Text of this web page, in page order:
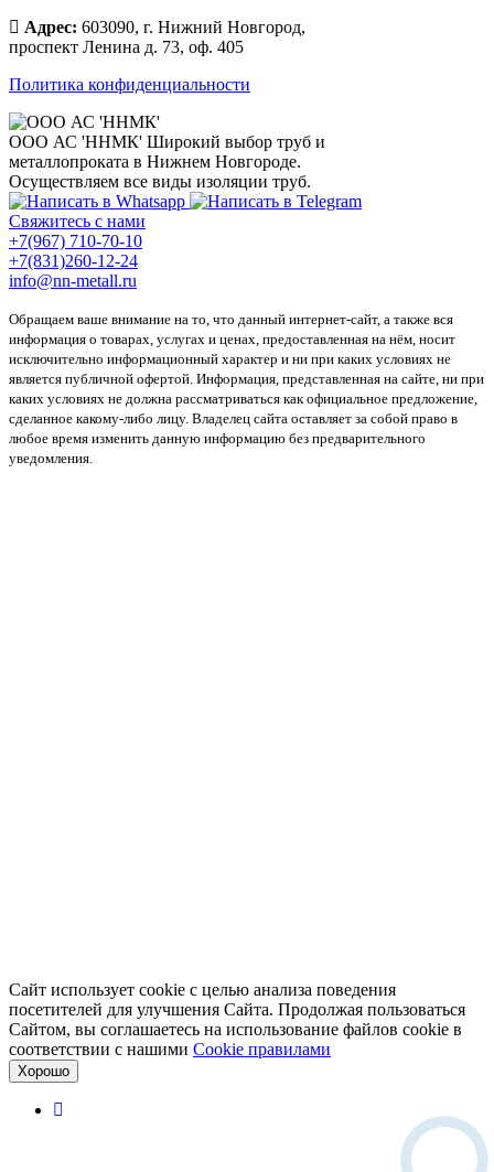
Адрес: 603090, г. Нижний Новгород,
проспект Ленина д. 73, оф. 405
Политика конфиденциальности
ООО АС 'ННМК' Широкий выбор труб и
металлопроката в Нижнем Новгороде.
Осуществляем все виды изоляции труб.
Свяжитесь с нами
+7(967) 710-70-10
+7(831)260-12-24
info@nn-metall.ru
Обращаем ваше внимание на то, что данный интернет-сайт, а также вся
информация о товарах, услугах и ценах, предоставленная на нём, носит
исключительно информационный характер и ни при каких условиях не
является публичной офертой. Информация, представленная на сайте, ни при
каких условиях не должна рассматриваться как официальное предложение,
сделанное какому-либо лицу. Владелец сайта оставляет за собой право в
любое время изменить данную информацию без предварительного
уведомления.
Сайт использует cookie с целью анализа поведения
посетителей для улучшения Сайта. Продолжая пользоваться
Сайтом, вы соглашаетесь на использование файлов cookie в
соответствии с нашими Cookiе правилами
Хорошо